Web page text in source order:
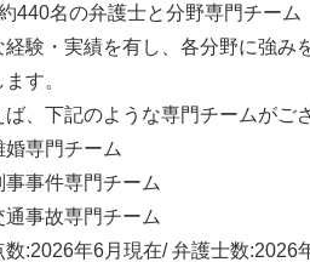
約440名の弁護士と分野専門チーム
経験・実績を有し、各分野に強み
す。
、下記のような専門チームがご
専門チーム
事件専門チーム
事故専門チーム
:2026年6月現在/ 弁護士数:2026